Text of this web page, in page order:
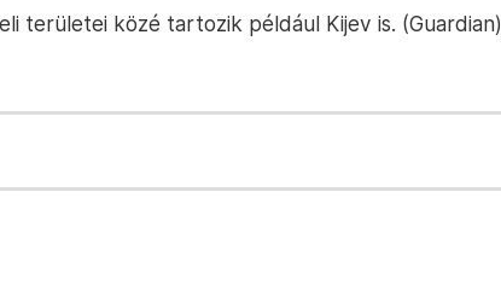
területei közé tartozik például Kijev is. (Guardian)